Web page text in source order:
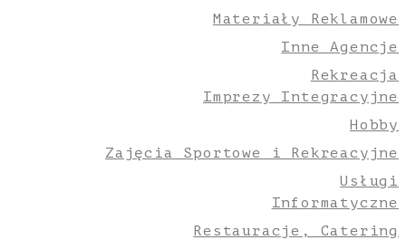
Materiały Reklamowe
Inne Agencje
Rekreacja
Imprezy Integracyjne
Hobby
Zajęcia Sportowe i Rekreacyjne
Usługi
Informatyczne
Restauracje, Catering